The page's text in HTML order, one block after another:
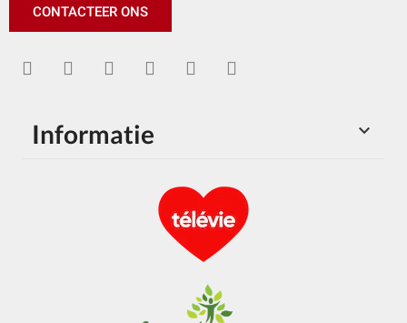
CONTACTEER ONS

Informatie